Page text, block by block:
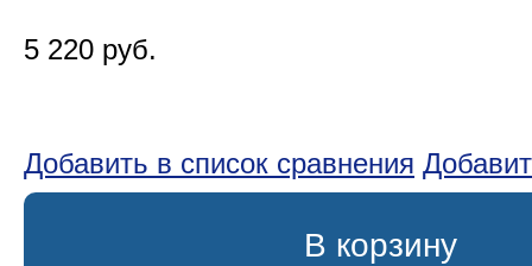
5 220 руб.
Добавить в список сравнения
В корзину